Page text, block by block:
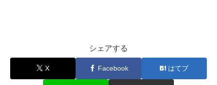
シェアする
X Facebook はてブ